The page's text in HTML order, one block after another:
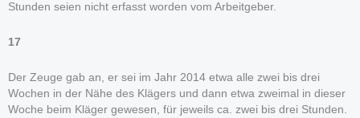
Stunden seien nicht erfasst worden vom Arbeitgeber.
17
Der Zeuge gab an, er sei im Jahr 2014 etwa alle zwei bis drei
Wochen in der Nähe des Klägers und dann etwa zweimal in dieser
Woche beim Kläger gewesen, für jeweils ca. zwei bis drei Stunden.